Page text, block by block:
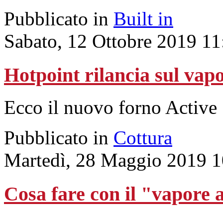
Pubblicato in Built in
Sabato, 12 Ottobre 2019
Hotpoint rilancia sul
Ecco il nuovo forno Active
Pubblicato in Cottura
Martedì, 28 Maggio 2019
Cosa fare con il "vapore